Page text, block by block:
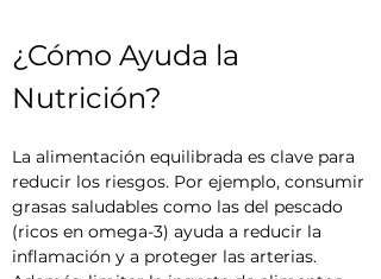
¿Cómo Ayuda la
Nutrición?
La alimentación equilibrada es clave para
reducir los riesgos. Por ejemplo, consumir
grasas saludables como las del pescado
(ricos en omega-3) ayuda a reducir la
inflamación y a proteger las arterias.